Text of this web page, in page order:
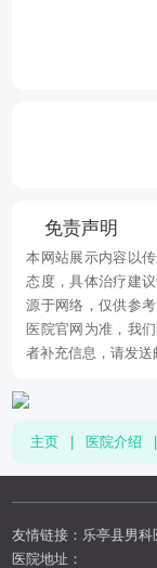
免责声明
本网站展示内容以
态度，具体治疗建
源于网络，仅供参
医院官网为准，我
者补充信息，请发送
主页 医院介绍
友情链接： 乐亭县男
医院地址：